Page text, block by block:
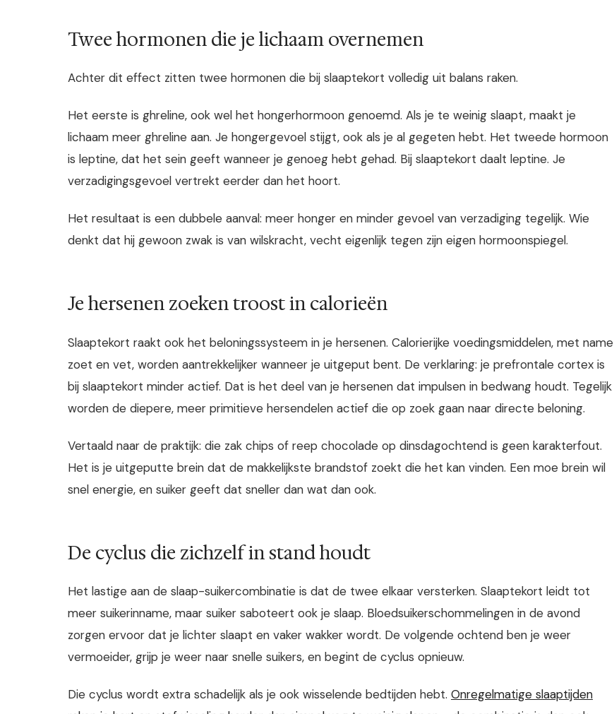
Twee hormonen die je lichaam overnemen
Achter dit effect zitten twee hormonen die bij slaaptekort volledig uit balans raken.
Het eerste is ghreline, ook wel het hongerhormoon genoemd. Als je te weinig slaapt, maakt je
lichaam meer ghreline aan. Je hongergevoel stijgt, ook als je al gegeten hebt. Het tweede hormoon
is leptine, dat het sein geeft wanneer je genoeg hebt gehad. Bij slaaptekort daalt leptine. Je
verzadigingsgevoel vertrekt eerder dan het hoort.
Het resultaat is een dubbele aanval: meer honger en minder gevoel van verzadiging tegelijk. Wie
denkt dat hij gewoon zwak is van wilskracht, vecht eigenlijk tegen zijn eigen hormoonspiegel.
Je hersenen zoeken troost in calorieën
Slaaptekort raakt ook het beloningssysteem in je hersenen. Calorierijke voedingsmiddelen, met name
zoet en vet, worden aantrekkelijker wanneer je uitgeput bent. De verklaring: je prefrontale cortex is
bij slaaptekort minder actief. Dat is het deel van je hersenen dat impulsen in bedwang houdt. Tegelijk
worden de diepere, meer primitieve hersendelen actief die op zoek gaan naar directe beloning.
Vertaald naar de praktijk: die zak chips of reep chocolade op dinsdagochtend is geen karakterfout.
Het is je uitgeputte brein dat de makkelijkste brandstof zoekt die het kan vinden. Een moe brein wil
snel energie, en suiker geeft dat sneller dan wat dan ook.
De cyclus die zichzelf in stand houdt
Het lastige aan de slaap-suikercombinatie is dat de twee elkaar versterken. Slaaptekort leidt tot
meer suikerinname, maar suiker saboteert ook je slaap. Bloedsuikerschommelingen in de avond
zorgen ervoor dat je lichter slaapt en vaker wakker wordt. De volgende ochtend ben je weer
vermoeider, grijp je weer naar snelle suikers, en begint de cyclus opnieuw.
Die cyclus wordt extra schadelijk als je ook wisselende bedtijden hebt. Onregelmatige slaaptijden